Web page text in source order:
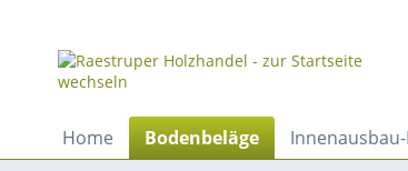
Home Bodenbeläge